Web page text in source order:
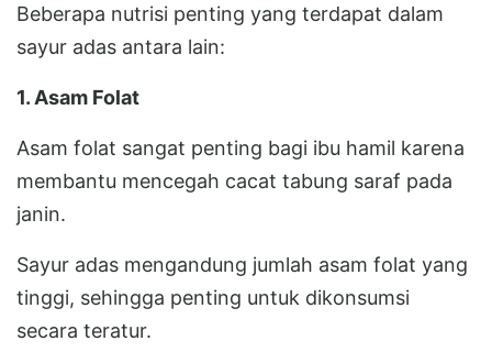
Beberapa nutrisi penting yang terdapat dalam
sayur adas antara lain:
1. Asam Folat
Asam folat sangat penting bagi ibu hamil karena
membantu mencegah cacat tabung saraf pada
janin.
Sayur adas mengandung jumlah asam folat yang
tinggi, sehingga penting untuk dikonsumsi
secara teratur.